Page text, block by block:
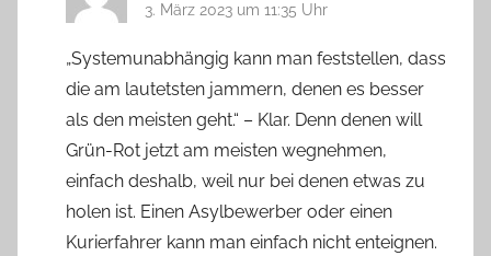
3. März 2023 um 11:35 Uhr
„Systemunabhängig kann man feststellen, dass
die am lautetsten jammern, denen es besser
als den meisten geht.“ – Klar. Denn denen will
Grün-Rot jetzt am meisten wegnehmen,
einfach deshalb, weil nur bei denen etwas zu
holen ist. Einen Asylbewerber oder einen
Kurierfahrer kann man einfach nicht enteignen.